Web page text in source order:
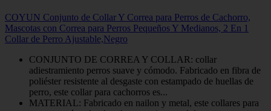
COYUN Conjunto de Collar Y Correa para Perros de Cachorro,
Mascotas con Correa para Perros Pequeños Y Medianos, 2 En 1
Collar de Perro Ajustable,Negro
CONJUNTO DE CORREA Y COLLAR: collar
adiestramiento perros suave y cómodo. Fabricado en fibra de
poliéster resistente al desgaste con estampado de huellas de
perro, este collar para cachorros es...
MATERIAL: Fabricado en nailon y metal, este collares para